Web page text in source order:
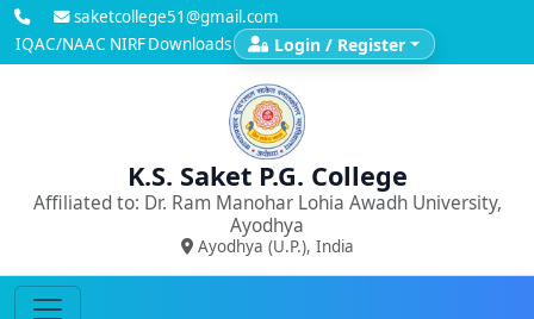
saketcollege51@gmail.com
IQAC/NAAC NIRFDownloads Login / Register
K.S. Saket P.G. College
Affiliated to: Dr. Ram Manohar Lohia Awadh University,
Ayodhya
Ayodhya (U.P.), India